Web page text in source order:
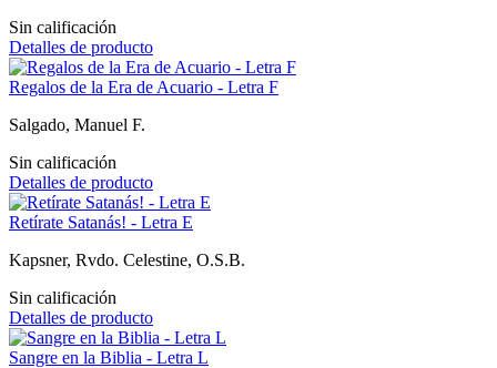
Sin calificación
Detalles de producto
Regalos de la Era de Acuario - Letra F
Salgado, Manuel F.
Sin calificación
Detalles de producto
Retírate Satanás! - Letra E
Kapsner, Rvdo. Celestine, O.S.B.
Sin calificación
Detalles de producto
Sangre en la Biblia - Letra L